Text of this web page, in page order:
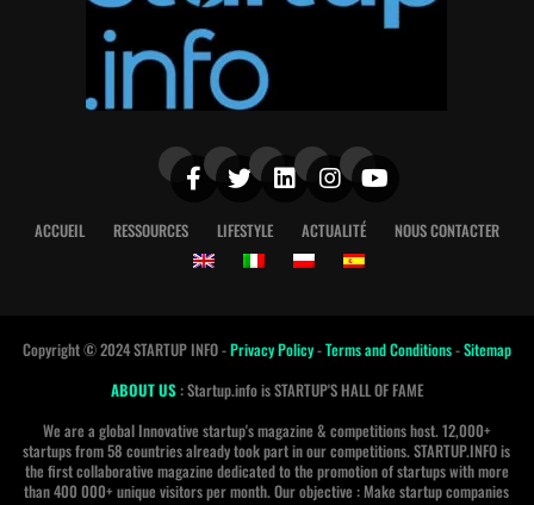
ACCUEIL RESSOURCES LIFESTYLE ACTUALITÉ NOUS CONTACTER
Copyright © 2024 STARTUP INFO -Privacy Policy-Terms and Conditions-Sitemap
ABOUT US : Startup.info is STARTUP'S HALL OF FAME
We are a global Innovative startup's magazine & competitions host. 12,000+
startups from 58 countries already took part in our competitions. STARTUP.INFO is
the first collaborative magazine dedicated to the promotion of startups with more
than 400 000+ unique visitors per month. Our objective : Make startup companies